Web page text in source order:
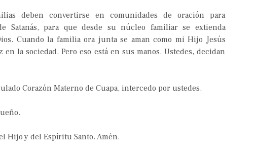
deben convertirse en comunidades de oración para
Satanás, para que desde su núcleo familiar se extienda
Cuando la familia ora junta se aman como mi Hijo Jesús
en la sociedad. Pero eso está en sus manos. Ustedes, decidan
Corazón Materno de Cuapa, intercedo por ustedes.
Hijo y del Espíritu Santo. Amén.